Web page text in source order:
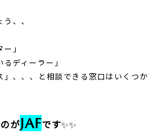
、、
」
ディーラー」
」、、、と相談できる窓口はいくつか
がJAFです✨✨